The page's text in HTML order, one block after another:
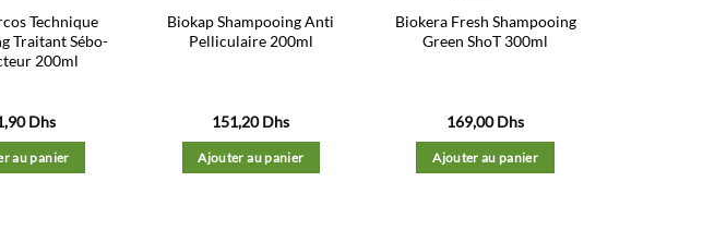
Technique
Traitant Sébo-
200ml
Dhs
au panier
Biokap Shampooing Anti
Pelliculaire 200ml
151,20Dhs
Ajouter au panier
Biokera Fresh Shampooing
Green ShoT 300ml
169,00Dhs
Ajouter au panier